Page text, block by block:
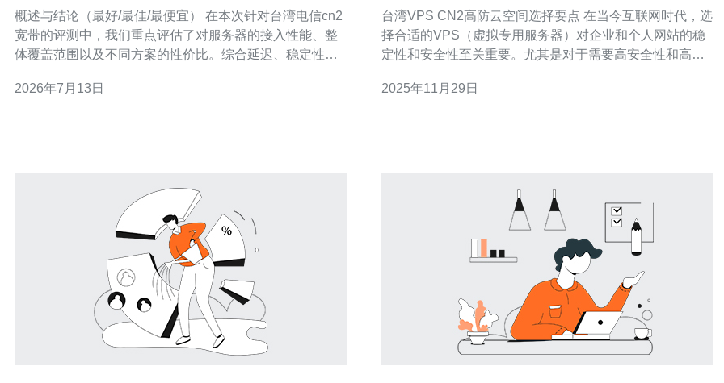
概述与结论（最好/最佳/最便宜） 在本次针对台湾电信cn2
宽带的评测中，我们重点评估了对服务器的接入性能、整
体覆盖范围以及不同方案的性价比。综合延迟、稳定性与
专线接入的CN2企业级包；若追求“最佳”的综合体验，则优
2026年7月13日
台湾VPS CN2高防云空间选择要点 在当今互联网时代，选
择合适的VPS（虚拟专用服务器）对企业和个人网站的稳
定性和安全性至关重要。尤其是对于需要高安全性和高速
择。本文将为您深入剖析台湾VPS CN2高防云空间的选择
2025年11月29日